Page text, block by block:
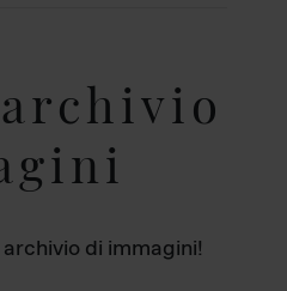
archivio
di immagini!